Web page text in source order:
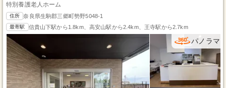
特別養護老人ホーム
住所 奈良県生駒郡三郷町勢野5048-1
最寄駅 信貴山下駅から1.8km、高安山駅から2.4km、王寺駅から2.7km
パノラマ